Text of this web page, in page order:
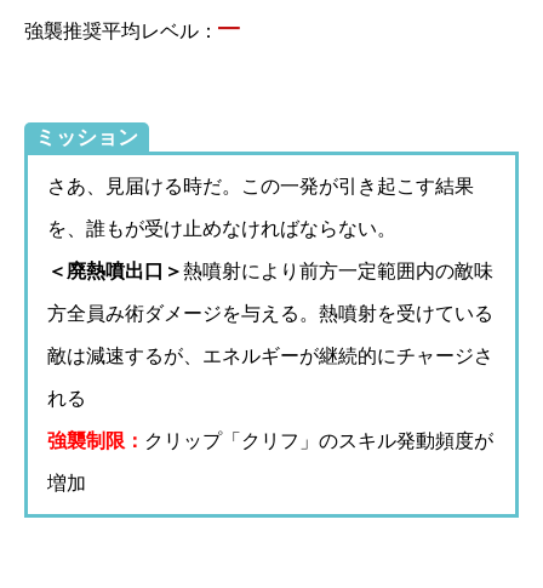
強襲推奨平均レベル： –
ミッション
さあ、見届ける時だ。この一発が引き起こす結果
を、誰もが受け止めなければならない。
＜廃熱噴出口＞熱噴射により前方一定範囲内の敵味
方全員み術ダメージを与える。熱噴射を受けている
敵は減速するが、エネルギーが継続的にチャージさ
れる
強襲制限： クリップ「クリフ」のスキル発動頻度が
増加